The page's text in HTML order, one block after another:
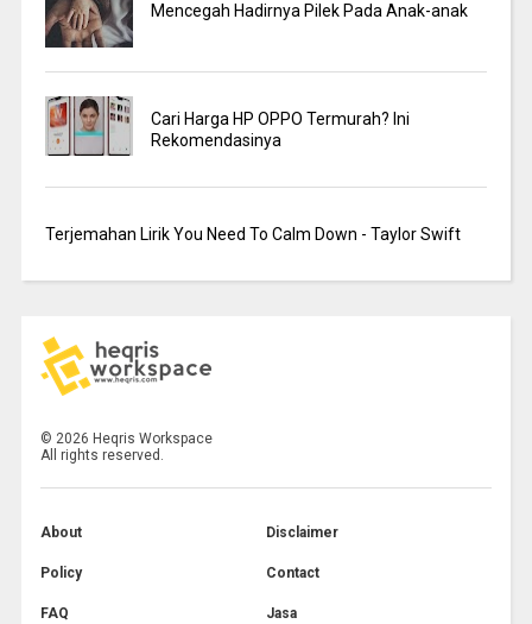
Mencegah Hadirnya Pilek Pada Anak-anak
Cari Harga HP OPPO Termurah? Ini
Rekomendasinya
Terjemahan Lirik You Need To Calm Down - Taylor Swift
© 2026 Heqris Workspace
All rights reserved.
About Disclaimer
Policy Contact
FAQ Jasa